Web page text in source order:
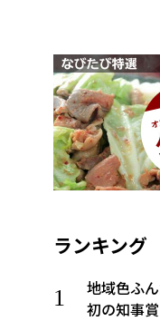
ランキング
地域色ふ
初の知事賞